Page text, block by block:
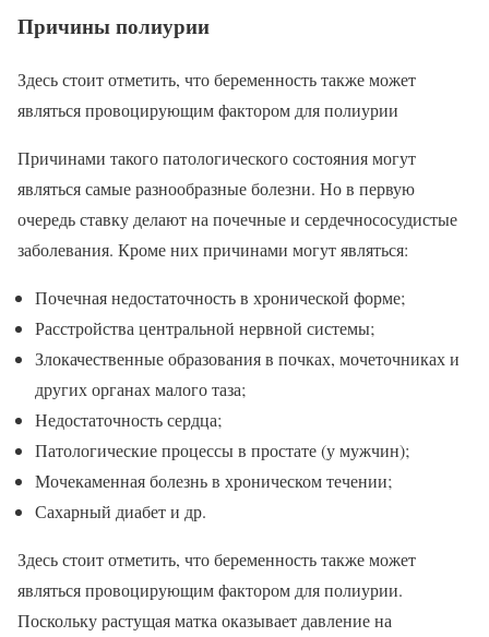
Причины полиурии
Здесь стоит отметить, что беременность также может
являться провоцирующим фактором для полиурии
Причинами такого патологического состояния могут
являться самые разнообразные болезни. Но в первую
очередь ставку делают на почечные и сердечнососудистые
заболевания. Кроме них причинами могут являться:
Почечная недостаточность в хронической форме;
Расстройства центральной нервной системы;
Злокачественные образования в почках, мочеточниках и
других органах малого таза;
Недостаточность сердца;
Патологические процессы в простате (у мужчин);
Мочекаменная болезнь в хроническом течении;
Сахарный диабет и др.
Здесь стоит отметить, что беременность также может
являться провоцирующим фактором для полиурии.
Поскольку растущая матка оказывает давление на